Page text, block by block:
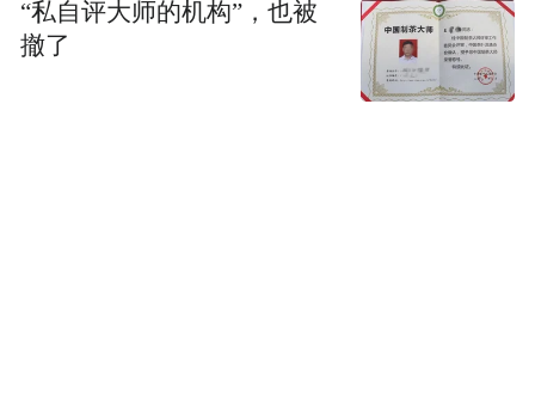
“私自评大师的机构”，也被
撤了